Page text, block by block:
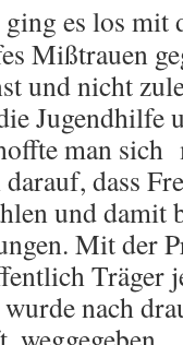
ging es los mit
Mißtrauen
und nicht
Jugendhilfe
man sich
dass
und damit
Mit der
Träger
nach